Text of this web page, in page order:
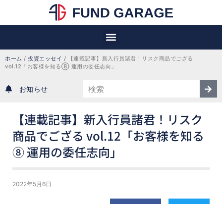
ホーム / 投資エッセイ /
【連載記事】新入行員諸君！リスク商品でござる
vol.12「お客様を知る⑧ 運用の委任志向」
お知らせ
【連載記事】新入行員諸君！リスク
商品でござる vol.12「お客様を知る
⑧ 運用の委任志向」
2022年5月6日